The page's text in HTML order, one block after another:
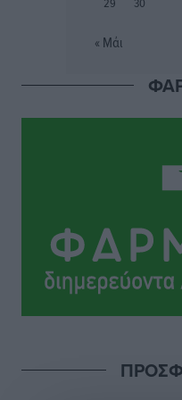
Εθνικός Αρχίπολης:
πριν 7 ώρες
ΠΑΜΕ ΣΤΟΙΧΗΜΑ:
ευρώ σε κέρδη μοίρασε
Αθλητικά• πριν 8 ώρες
Ολοκλήρωση του
Γ.Σ. Διαγόρας: Στα
« Μάι